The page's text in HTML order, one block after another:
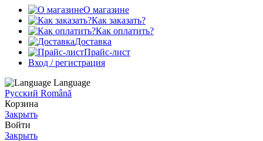
О магазине
Как заказать?
Как оплатить?
Доставка
Прайс-лист
Вход / регистрация
Language
Русский Română
Корзина
Закрыть
Войти
Закрыть